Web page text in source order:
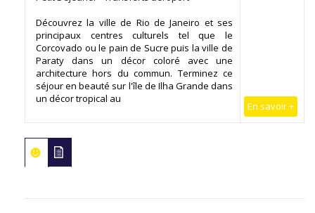
En savoir +
Découvrez la ville de Rio de Janeiro et ses
principaux centres culturels tel que le
Corcovado ou le pain de Sucre puis la ville de
Paraty dans un décor coloré avec une
architecture hors du commun. Terminez ce
séjour en beauté sur l'île de Ilha Grande dans
un décor tropical au